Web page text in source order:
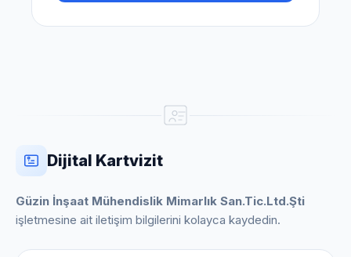
Dijital Kartvizit
Güzin İnşaat Mühendislik Mimarlık San.Tic.Ltd.Şti
işletmesine ait iletişim bilgilerini kolayca kaydedin.